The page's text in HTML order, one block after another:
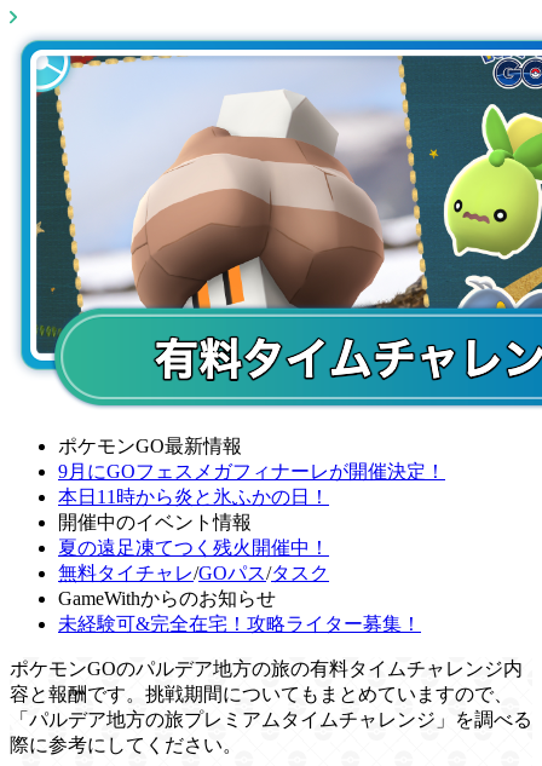
ポケモンGO最新情報
9月にGOフェスメガフィナーレが開催決定！
本日11時から炎と氷ふかの日！
開催中のイベント情報
夏の遠足凍てつく残火開催中！
無料タイチャレ/GOパス/タスク
GameWithからのお知らせ
未経験可&完全在宅！攻略ライター募集！
ポケモンGOのパルデア地方の旅の有料タイムチャレンジ内
容と報酬です。挑戦期間についてもまとめていますので、
「パルデア地方の旅プレミアムタイムチャレンジ」を調べる
際に参考にしてください。